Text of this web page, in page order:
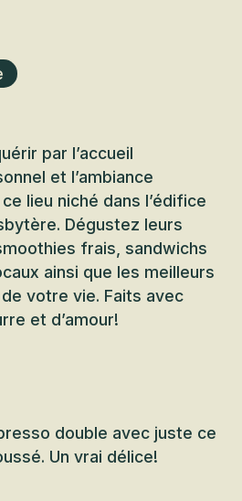
par l’accueil
et l’ambiance
lieu niché dans l’édifice
Dégustez leurs
frais, sandwichs
ainsi que les meilleurs
votre vie. Faits avec
et d’amour!
double avec juste ce
Un vrai délice!